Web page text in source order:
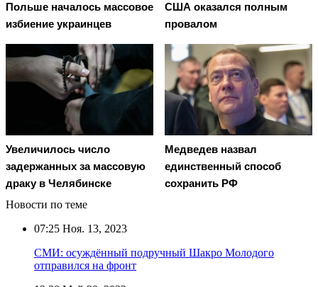
Польше началось массовое
избиение украинцев
США оказался полным
провалом
Увеличилось число
задержанных за массовую
драку в Челябинске
Медведев назвал
единственный способ
сохранить РФ
Новости по теме
07:25 Ноя. 13, 2023
СМИ: осуждённый подручный Шакро Молодого
отправился на фронт